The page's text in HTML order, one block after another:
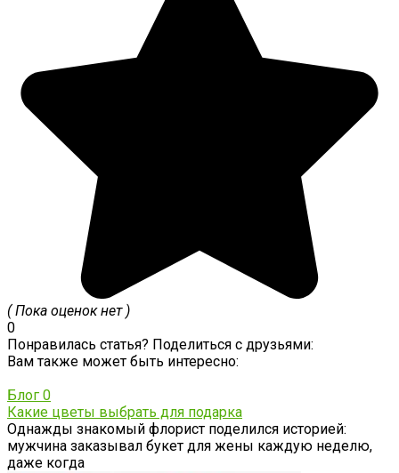
( Пока оценок нет )
0
Понравилась статья? Поделиться с друзьями:
Вам также может быть интересно:
Блог 0
Какие цветы выбрать для подарка
Однажды знакомый флорист поделился историей:
мужчина заказывал букет для жены каждую неделю,
даже когда